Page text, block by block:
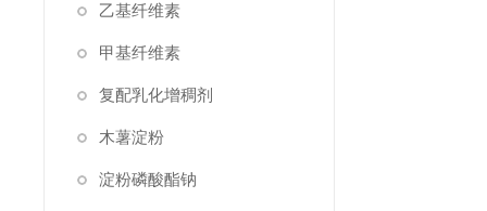
乙基纤维素
甲基纤维素
复配乳化增稠剂
木薯淀粉
淀粉磷酸酯钠